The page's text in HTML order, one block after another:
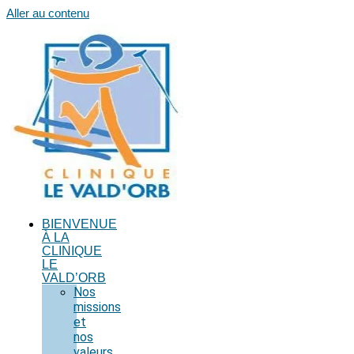
Aller au contenu
BIENVENUE
À LA
CLINIQUE
LE
VALD’ORB
Nos
missions
et
nos